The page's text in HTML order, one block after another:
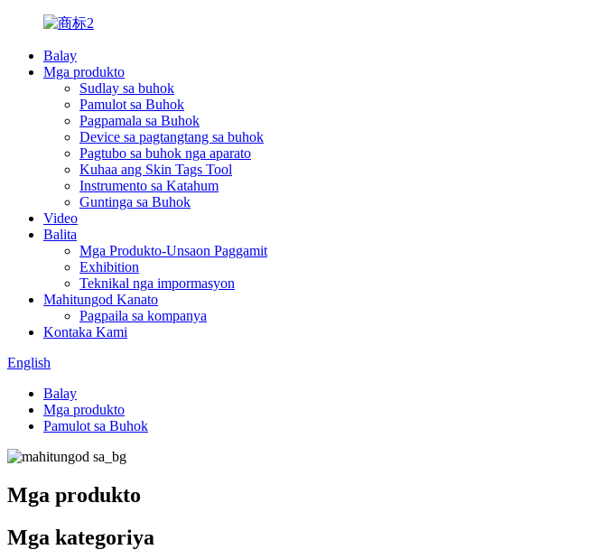
Balay
Mga produkto
Sudlay sa buhok
Pamulot sa Buhok
Pagpamala sa Buhok
Device sa pagtangtang sa buhok
Pagtubo sa buhok nga aparato
Kuhaa ang Skin Tags Tool
Instrumento sa Katahum
Guntinga sa Buhok
Video
Balita
Mga Produkto-Unsaon Paggamit
Exhibition
Teknikal nga impormasyon
Mahitungod Kanato
Pagpaila sa kompanya
Kontaka Kami
English
Balay
Mga produkto
Pamulot sa Buhok
Mga produkto
Mga kategoriya